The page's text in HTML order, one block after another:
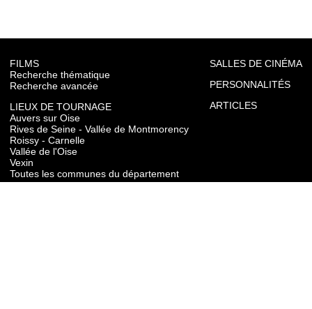
FILMS
Recherche thématique
Recherche avancée
LIEUX DE TOURNAGE
Auvers sur Oise
Rives de Seine - Vallée de Montmorency
Roissy - Carnelle
Vallée de l'Oise
Vexin
Toutes les communes du département
SALLES DE CINÉMA
PERSONNALITÉS
ARTICLES